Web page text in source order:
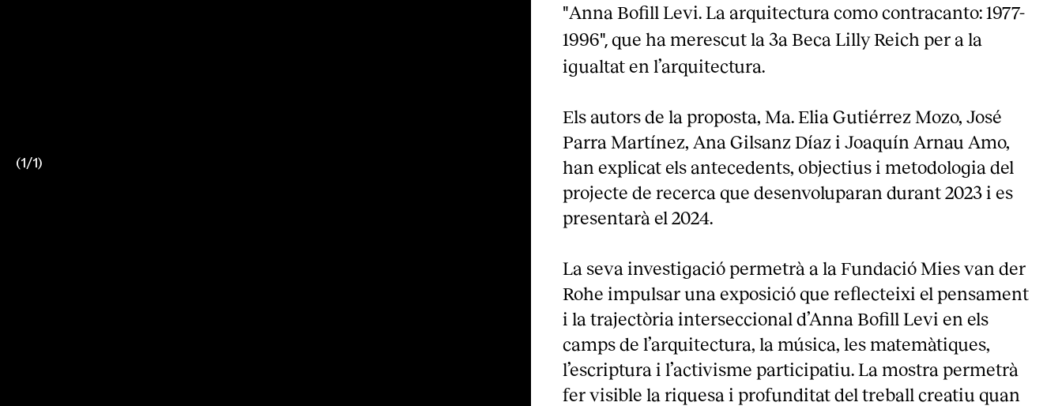
(1/1)
"Anna Bofill Levi. La arquitectura como contracanto: 1977-
1996", que ha merescut la 3a Beca Lilly Reich per a la
igualtat en l’arquitectura.
Els autors de la proposta, Ma. Elia Gutiérrez Mozo, José
Parra Martínez, Ana Gilsanz Díaz i Joaquín Arnau Amo,
han explicat els antecedents, objectius i metodologia del
projecte de recerca que desenvoluparan durant 2023 i es
presentarà el 2024.
La seva investigació permetrà a la Fundació Mies van der
Rohe impulsar una exposició que reflecteixi el pensament
i la trajectòria interseccional d’Anna Bofill Levi en els
camps de l’arquitectura, la música, les matemàtiques,
l’escriptura i l’activisme participatiu. La mostra permetrà
fer visible la riquesa i profunditat del treball creatiu quan